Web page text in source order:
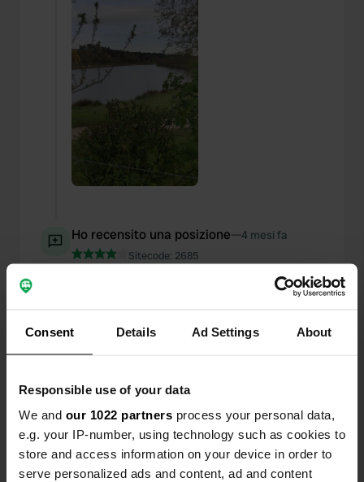
Consent Details Ad Settings About
Responsible use of your data
We and our 1022 partners process your personal data,
e.g. your IP-number, using technology such as cookies to
store and access information on your device in order to
serve personalized ads and content, ad and content
Ho recensito una posizione—4 mesi fa
Sitecode: 2685
Bella area di sosta gratuita per camper in riva al
mare. Tranquilla, vicino all'acqua. Servizi igienici e
Tradotto da Google Mostra originale
Ho recensito una posizione
Campeggio molto bello. Dintorni incantevoli.
Piazzole spaziose. Servizi igienici pulitissimi e
docce calde e confortevoli. Accoglienza cordiale e
personale molto disponibile! Torneremo